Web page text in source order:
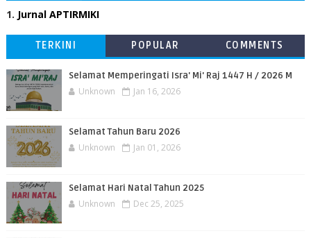
1. Jurnal APTIRMIKI
TERKINI POPULAR COMMENTS
Selamat Memperingati Isra' Mi' Raj 1447 H / 2026 M
Unknown Jan 16, 2026
Selamat Tahun Baru 2026
Unknown Jan 01, 2026
Selamat Hari Natal Tahun 2025
Unknown Dec 25, 2025